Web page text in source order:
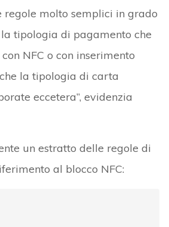
regole molto semplici in grado
tipologia di pagamento che
NFC o con inserimento
la tipologia di carta
eccetera”, evidenzia
un estratto delle regole di
al blocco NFC: